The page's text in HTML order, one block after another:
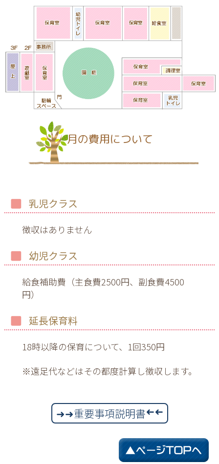
月の費用について
乳児クラス
徴収はありません
幼児クラス
給食補助費（主食費2500円、副食費4500
円）
延長保育料
18時以降の保育について、1回350円
※遠足代などはその都度計算し徴収します。
➜➜重要事項説明書➜➜